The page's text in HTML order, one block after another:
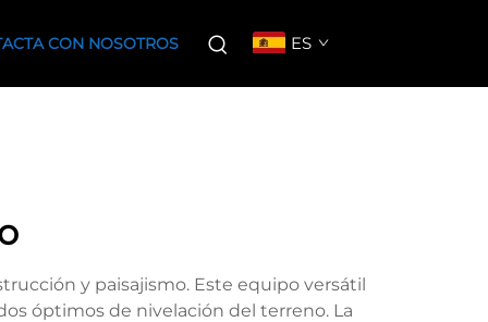
CON NOSOTROS ES
y paisajismo. Este equipo versátil
óptimos de nivelación del terreno. La